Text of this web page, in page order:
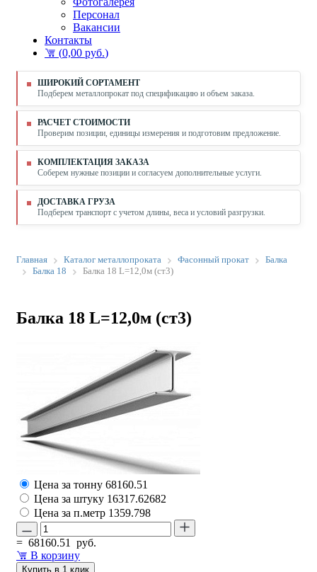
Персонал
Вакансии
Контакты
(0,00 руб.)
ШИРОКИЙ СОРТАМЕНТ
Подберем металлопрокат под спецификацию и объем заказа.
РАСЧЕТ СТОИМОСТИ
Проверим позиции, единицы измерения и подготовим предложение.
КОМПЛЕКТАЦИЯ ЗАКАЗА
Соберем нужные позиции и согласуем дополнительные услуги.
ДОСТАВКА ГРУЗА
Подберем транспорт с учетом длины, веса и условий разгрузки.
Главная Каталог металлопроката Фасонный прокат
Балка
Балка 18
Балка 18 L=12,0м (ст3)
Балка 18 L=12,0м (ст3)
Цена за тонну 68160.51
Цена за штуку 16317.62682
Цена за п.метр 1359.798
= 68160.51
руб.
В корзину
Купить в 1 клик